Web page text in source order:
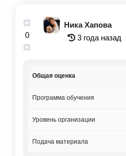
0
Ника Хапова
3 года назад
Общая оценка
Программа обучения
Уровень организации
Подача материала